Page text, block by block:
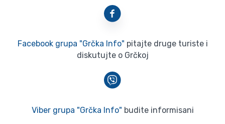
Facebook grupa "Grčka Info" pitajte druge turiste i
diskutujte o Grčkoj
Viber grupa "Grčka Info" budite informisani